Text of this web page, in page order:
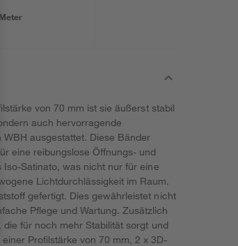
von 70 mm ist sie äußerst stabil
auch hervorragende
WBH ausgestattet. Diese Bänder
eine reibungslose Öffnungs- und
Iso-Satinato, was nicht nur für eine
Lichtdurchlässigkeit im Raum.
gefertigt. Dies gewährleistet nicht
Pflege und Wartung. Zusätzlich
die für noch mehr Stabilität sorgt und
Profilstärke von 70 mm, 2 x 3D-